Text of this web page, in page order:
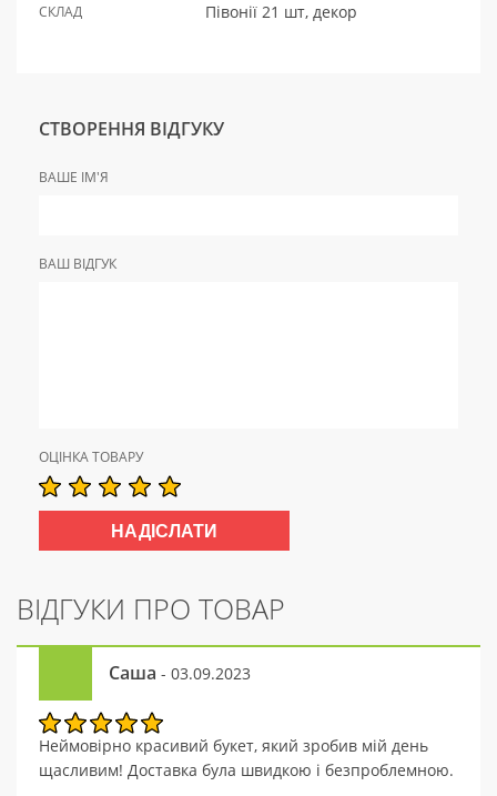
СКЛАД Півонії 21 шт, декор
СТВОРЕННЯ ВІДГУКУ
ВАШЕ ІМ'Я
ВАШ ВІДГУК
ОЦІНКА ТОВАРУ
ВІДГУКИ ПРО ТОВАР
Саша - 03.09.2023
Неймовірно красивий букет, який зробив мій день
щасливим! Доставка була швидкою і безпроблемною.